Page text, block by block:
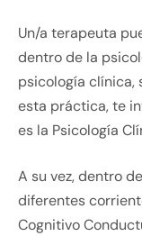
Un/a terapeuta
dentro de la
psicología clínica,
esta práctica, te
es la Psicología
A su vez, dentro
diferentes
Cognitivo